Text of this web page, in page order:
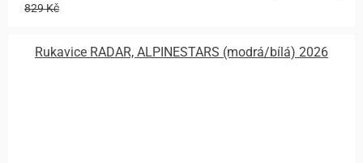
829 Kč
Rukavice RADAR, ALPINESTARS (modrá/bílá) 2026